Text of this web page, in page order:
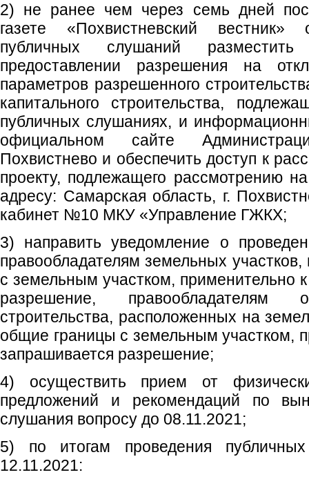
2) не ранее чем через семь дней
газете «Похвистневский
публичных слушаний
предоставлении разрешения на
параметров разрешенного
капитального строительства,
публичных слушаниях, и
официальном сайте
Похвистнево и обеспечить доступ к
проекту, подлежащего рассмотрению
адресу: Самарская область, г.
кабинет №10 МКУ «Управление ГЖКХ;
3) направить уведомление о
правообладателям земельных
с земельным участком, применительно
разрешение, правообладателям
строительства, расположенных на
общие границы с земельным участком,
запрашивается разрешение;
4) осуществить прием от
предложений и рекомендаций по
слушания вопросу до 08.11.2021;
5) по итогам проведения
12.11.2021: